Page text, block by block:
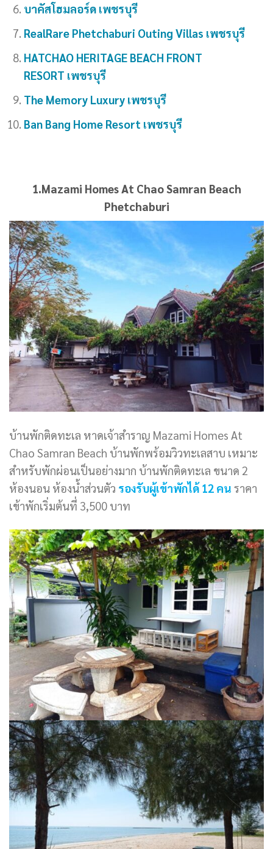
บาคัสโฮมลอร์ด เพชรบุรี
RealRare Phetchaburi Outing Villas เพชรบุรี
HATCHAO HERITAGE BEACH FRONT
RESORT เพชรบุรี
The Memory Luxury เพชรบุรี
Ban Bang Home Resort เพชรบุรี
1.Mazami Homes At Chao Samran Beach
Phetchaburi
บ้านพักติดทะเล หาดเจ้าสำราญ Mazami Homes At
Chao Samran Beach บ้านพักพร้อมวิวทะเลสาบ เหมาะ
สำหรับพักผ่อนเป็นอย่างมาก บ้านพักติดทะเล ขนาด 2
ห้องนอน ห้องน้ำส่วนตัว รองรับผู้เข้าพักได้ 12 คน ราคา
เข้าพักเริ่มต้นที่ 3,500 บาท